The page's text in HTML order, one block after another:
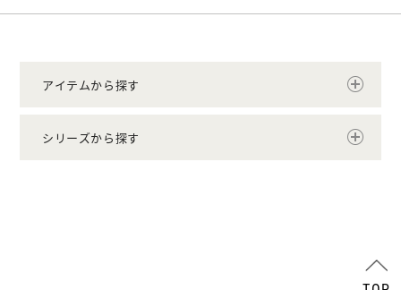
アイテムから探す
シリーズから探す